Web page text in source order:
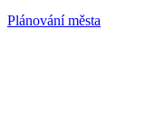
Plánování města